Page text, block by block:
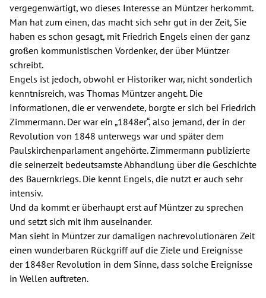
vergegenwärtigt, wo dieses Interesse an Müntzer herkommt.
Man hat zum einen, das macht sich sehr gut in der Zeit, Sie
haben es schon gesagt, mit Friedrich Engels einen der ganz
großen kommunistischen Vordenker, der über Müntzer
schreibt.
Engels ist jedoch, obwohl er Historiker war, nicht sonderlich
kenntnisreich, was Thomas Müntzer angeht. Die
Informationen, die er verwendete, borgte er sich bei Friedrich
Zimmermann. Der war ein „1848er“, also jemand, der in der
Revolution von 1848 unterwegs war und später dem
Paulskirchenparlament angehörte. Zimmermann publizierte
die seinerzeit bedeutsamste Abhandlung über die Geschichte
des Bauernkriegs. Die kennt Engels, die nutzt er auch sehr
intensiv.
Und da kommt er überhaupt erst auf Müntzer zu sprechen
und setzt sich mit ihm auseinander.
Man sieht in Müntzer zur damaligen nachrevolutionären Zeit
einen wunderbaren Rückgriff auf die Ziele und Ereignisse
der 1848er Revolution in dem Sinne, dass solche Ereignisse
in Wellen auftreten.